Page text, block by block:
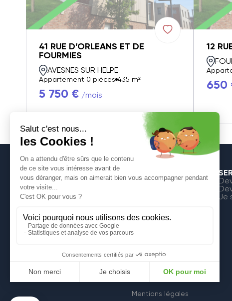
41 RUE D’ORLEANS ET DE
FOURMIES
AVESNES SUR HELPE
Appartement 0 pièces 435 m²
5 750 € /mois
12
650
6, Rue de la Croix
Je
Mentions légales